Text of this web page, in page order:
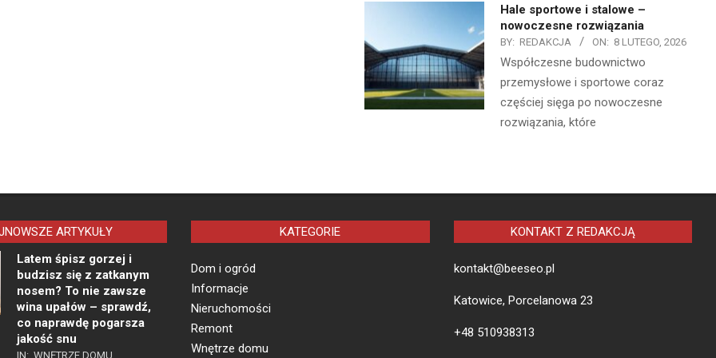
Hale sportowe i stalowe –
nowoczesne rozwiązania
BY: REDAKCJA ON: 8 LUTEGO, 2026
Współczesne budownictwo
przemysłowe i sportowe coraz
częściej sięga po nowoczesne
rozwiązania, które
ARTYKUŁY
Latem śpisz gorzej i
budzisz się z zatkanym
nosem? To nie zawsze
wina upałów – sprawdź,
co naprawdę pogarsza
jakość snu
IN: WNĘTRZE DOMU
KATEGORIE
Dom i ogród
Informacje
Nieruchomości
Remont
Wnętrze domu
KONTAKT Z REDAKCJĄ
kontakt@beeseo.pl
Katowice, Porcelanowa 23
+48 510938313